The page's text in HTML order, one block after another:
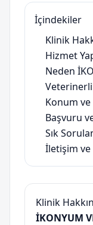
İçindekiler
Klinik
Hizmet
Neden
Konum ve
Başvuru
Sık
İletişim
Klinik
İKONYUM